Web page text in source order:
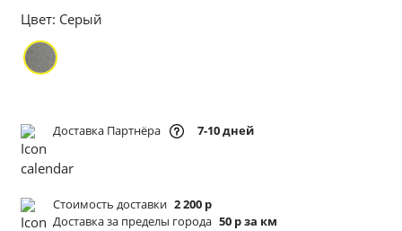
Цвет: Серый
Доставка Партнёра 7-10 дней
Стоимость доставки 2 200 р
Доставка за пределы города 50 р за км